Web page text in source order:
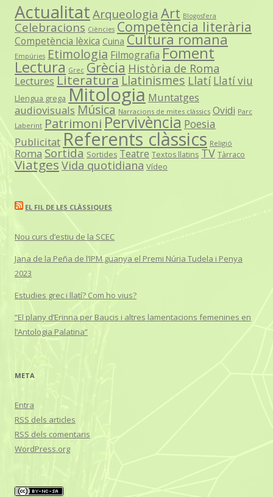
ActualitatArqueologia Art Blogosfera
Celebracions Ciències Competència literària
Competència lèxica Cuina Cultura romana
Empúries Etimologia Filmografia Foment
Lectura Grec Grècia Història de Roma
Lectures LiteraturaLlatinismes Llatí Llatí viu
Llengua grega Mitologia Muntatges
audiovisuals Música Narracions de mites clàssics Ovidi Parc
Laberint Patrimoni Pervivència Poesia
Publicitat Referents clàssics Religió
Roma Sortida Sortides Teatre Textos llatins TV Tàrraco
Viatges Vida quotidiana Vídeo
EL FIL DE LES CLÀSSIQUES
Nou curs d’estiu de la SCEC
Jana de la Peña de l’IPM guanya el Premi Núria Tudela i Penya
2023
Estudies grec i llatí? Com ho vius?
“El plany d’Erinna per Baucis i altres lamentacions femenines en
l’Antologia Palatina”
META
Entra
RSS dels articles
RSS dels comentaris
WordPress.org